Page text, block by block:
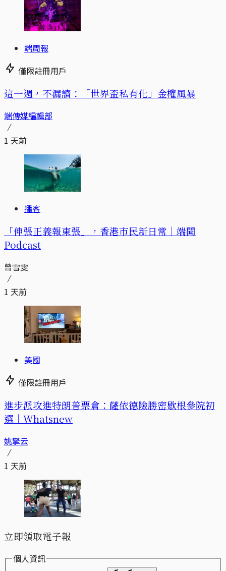
端周報
僅限註冊用戶
這一週，不漏讀：「世界盃私有化」金權風暴
端傳媒編輯部
1 天前
播客
「伸張正義報東張」，香港市民新日常｜端聞
Podcast
曾雪雯
1 天前
美國
僅限註冊用戶
進步派攻進特朗普票倉：薩依德險勝密歇根參院初
選｜Whatsnew
姚拏云
1 天前
立即領取電子報
個人資訊